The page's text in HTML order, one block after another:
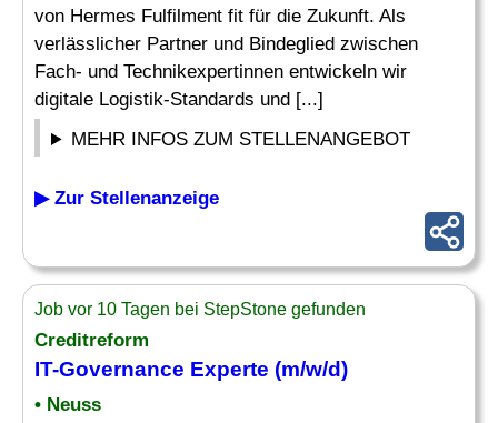
von Hermes Fulfilment fit für die Zukunft. Als
verlässlicher Partner und Bindeglied zwischen
Fach- und Technikexpertinnen entwickeln wir
digitale Logistik-Standards und [...]
MEHR INFOS ZUM STELLENANGEBOT
▶ Zur Stellenanzeige
Job vor 10 Tagen bei StepStone gefunden
Creditreform
IT-Governance Experte (m/w/d)
• Neuss